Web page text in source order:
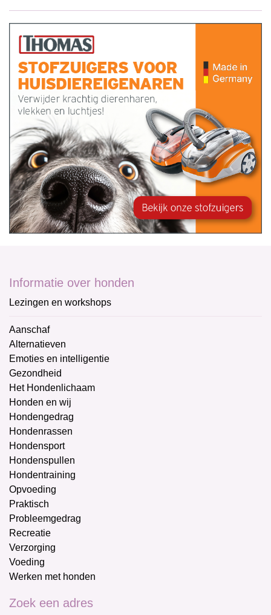
Informatie over honden
Lezingen en workshops
Aanschaf
Alternatieven
Emoties en intelligentie
Gezondheid
Het Hondenlichaam
Honden en wij
Hondengedrag
Hondenrassen
Hondensport
Hondenspullen
Hondentraining
Opvoeding
Praktisch
Probleemgedrag
Recreatie
Verzorging
Voeding
Werken met honden
Zoek een adres